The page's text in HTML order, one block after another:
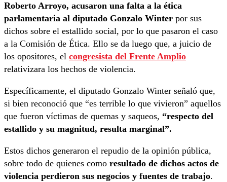
Roberto Arroyo, acusaron una falta a la ética
parlamentaria al diputado Gonzalo Winter por sus
dichos sobre el estallido social, por lo que pasaron el caso
a la Comisión de Ética. Ello se da luego que, a juicio de
los opositores, el congresista del Frente Amplio
relativizara los hechos de violencia.
Específicamente, el diputado Gonzalo Winter señaló que,
si bien reconoció que “es terrible lo que vivieron” aquellos
que fueron víctimas de quemas y saqueos, “respecto del
estallido y su magnitud, resulta marginal”.
Estos dichos generaron el repudio de la opinión pública,
sobre todo de quienes como resultado de dichos actos de
violencia perdieron sus negocios y fuentes de trabajo.